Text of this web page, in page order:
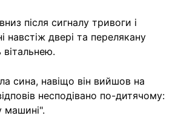
після сигналу тривоги і
навстіж двері та перелякану
сина, навіщо він вийшов на
несподівано по-дитячому:
машині".